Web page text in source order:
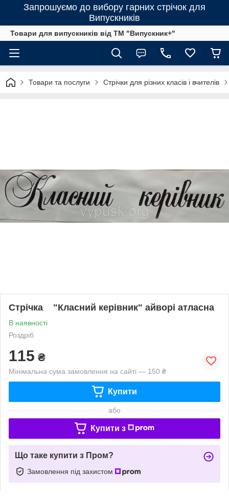
Запрошуємо до вибору гарних стрічок для
Випускників
Товари для випускників від ТМ "Випускник+"
Товари та послуги Стрічки для різних класів і вчителів
Стрічка "Класний керівник" айворі атласна
В наявності
Роздріб
115 ₴
Мінімальна сума замовлення на сайті — 150 ₴
Купити
або
Купити з
Що таке купити з Пром?
Замовлення під захистом